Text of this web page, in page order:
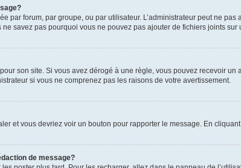
par forum, par groupe, ou par utilisateur. L’administrateur peut ne
savez pas pourquoi vous ne pouvez pas ajouter de fichiers joints sur
son site. Si vous avez dérogé à une règle, vous pouvez recevoir un
si vous ne comprenez pas les raisons de votre avertissement.
et vous devriez voir un bouton pour rapporter le message. En
de message?